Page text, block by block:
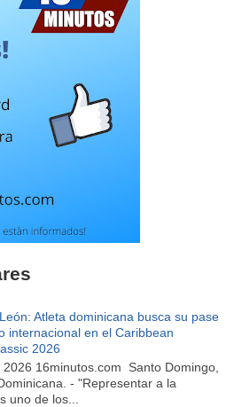
Atleta dominicana busca su pase
internacional en el Caribbean
2026
16minutos.com Santo Domingo,
- "Representar a la
uno de los...